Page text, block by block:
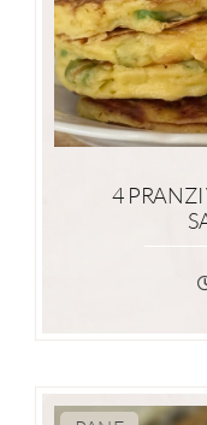
4 PRANZI